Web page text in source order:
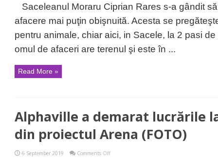
un
nou
cimitir
la
Săcele
pe
Largă!
Saceleanul Moraru Ciprian Rares s-a gândit
afacere mai puţin obişnuită. Acesta se
pentru animale, chiar aici, in Sacele, la 2 pasi
omul de afaceri are terenul şi este în ...
Read More »
Alphaville a demarat lucrările
din proiectul Arena (FOTO)
6 September 2019 Comments Offon